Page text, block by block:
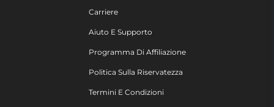
Carriere
Aiuto E Supporto
Programma Di Affiliazione
Politica Sulla Riservatezza
Termini E Condizioni